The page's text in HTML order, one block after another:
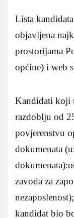
Lista
objavljena
prostorijama
općine) i web
Kandidati koji
razdoblju od
povjerenstvu
dokumenata
zavoda za
kandidat bio